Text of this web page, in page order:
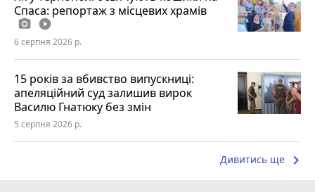
Спаса: репортаж з місцевих храмів
photo_camera play_circle_filled
6 серпня 2026 р.
15 років за вбивство випускниці:
апеляційний суд залишив вирок
Василю Гнатюку без змін
5 серпня 2026 р.
Дивитись ще keyboard_arrow_right